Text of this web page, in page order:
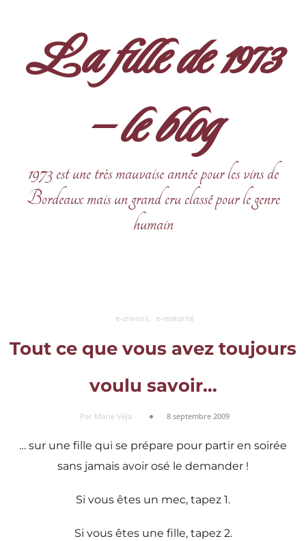
La fille de 1973
– le blog
1973 est une très mauvaise année pour les vins de
Bordeaux mais un grand cru classé pour le genre
humain
e-crivons e-maturité
Tout ce que vous avez toujours
voulu savoir…
Par Marie Véja 8 septembre 2009
… sur une fille qui se prépare pour partir en soirée
sans jamais avoir osé le demander !
Si vous êtes un mec, tapez 1.
Si vous êtes une fille, tapez 2.